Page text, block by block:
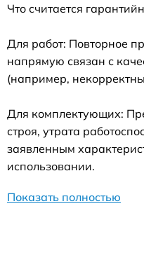
Что считается
Для работ: Повторное
напрямую связан с
(например,
Для комплектующих:
строя, утрата
заявленным
использовании.
Показать полностью